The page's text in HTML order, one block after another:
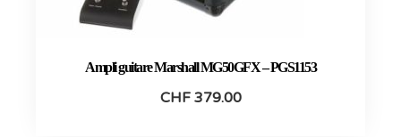
Ampli guitare Marshall MG50GFX – PGS1153
CHF379.00